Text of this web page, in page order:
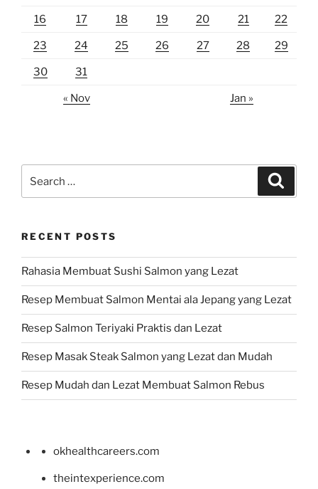
16 17 18 19 20 21 22
23 24 25 26 27 28 29
30 31
« Nov Jan »
for:
RECENT POSTS
Rahasia Membuat Sushi Salmon yang Lezat
Resep Membuat Salmon Mentai ala Jepang yang Lezat
Resep Salmon Teriyaki Praktis dan Lezat
Resep Masak Steak Salmon yang Lezat dan Mudah
Resep Mudah dan Lezat Membuat Salmon Rebus
okhealthcareers.com
theintexperience.com